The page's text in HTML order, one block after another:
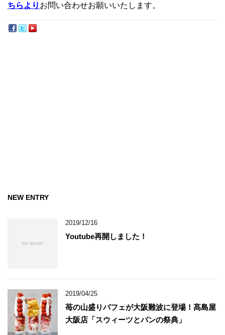
ちらより お問い合わせお願いいたします。
NEW ENTRY
2019/12/16
Youtube再開しました！
2019/04/25
苺の山盛りパフェが大阪難波に登場！髙島屋
大阪店「スウィーツとパンの祭典」